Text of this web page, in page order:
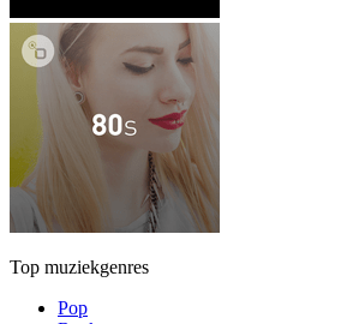
Top muziekgenres
Pop